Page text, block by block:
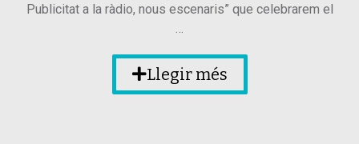
Publicitat a la ràdio, nous escenaris” que celebrarem el
Llegir més